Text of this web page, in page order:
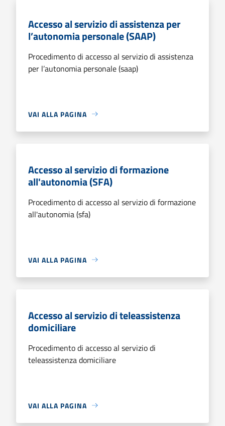
Accesso al servizio di assistenza per
l’autonomia personale (SAAP)
Procedimento di accesso al servizio di assistenza
per l’autonomia personale (saap)
VAI ALLA PAGINA
Accesso al servizio di formazione
all'autonomia (SFA)
Procedimento di accesso al servizio di formazione
all'autonomia (sfa)
VAI ALLA PAGINA
Accesso al servizio di teleassistenza
domiciliare
Procedimento di accesso al servizio di
teleassistenza domiciliare
VAI ALLA PAGINA